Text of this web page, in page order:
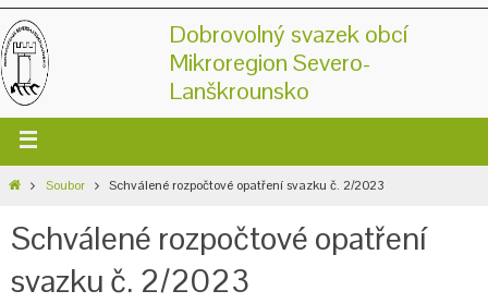
Dobrovolný svazek obcí
Mikroregion Severo-
Lanškrounsko
Soubor Schválené rozpočtové opatření svazku č. 2/2023
Schválené rozpočtové opatření
svazku č. 2/2023